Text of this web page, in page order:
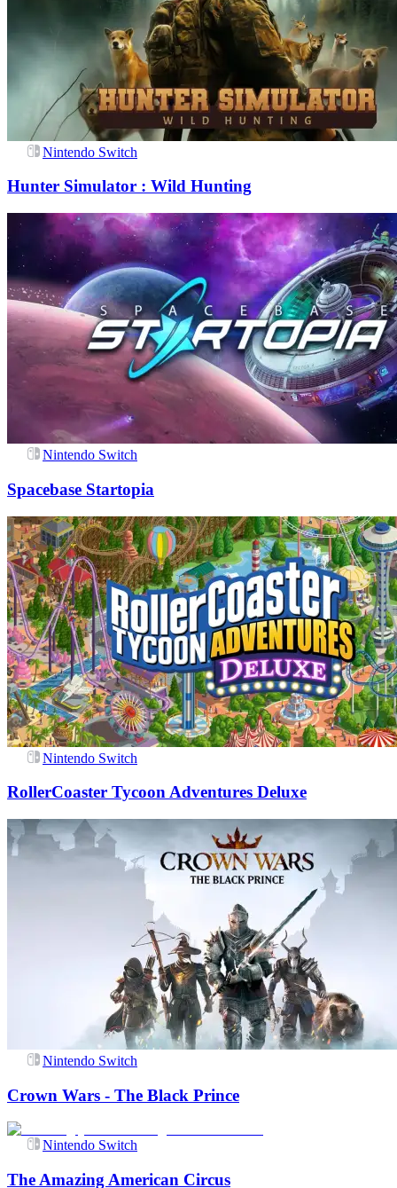
Nintendo Switch
Hunter Simulator : Wild Hunting
Nintendo Switch
Spacebase Startopia
Nintendo Switch
RollerCoaster Tycoon Adventures Deluxe
Nintendo Switch
Crown Wars - The Black Prince
Nintendo Switch
The Amazing American Circus